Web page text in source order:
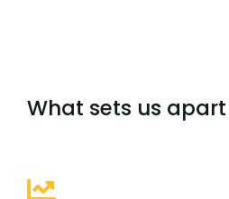
What sets us apart